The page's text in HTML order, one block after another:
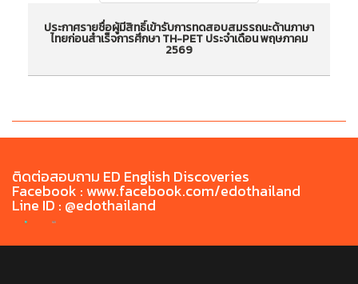
ด้านภาษาไทยก่อนสำเร็จการศึกษา TH-PET ประจำ
ประกาศรายชื่อผู้มีสิทธิ์เข้ารับการทดสอบสมรรถนะด้านภาษา
ไทยก่อนสำเร็จการศึกษา TH-PET ประจำเดือน พฤษภาคม
2569
ติดต่อสอบถาม ED English Discoveries
Facebook : www.facebook.com/edothailand
Line ID : @edothailand